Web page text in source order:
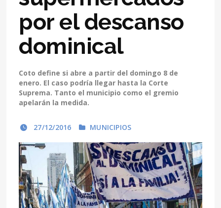
por el descanso
dominical
Coto define si abre a partir del domingo 8 de
enero. El caso podría llegar hasta la Corte
Suprema. Tanto el municipio como el gremio
apelarán la medida.
27/12/2016 MUNICIPIOS